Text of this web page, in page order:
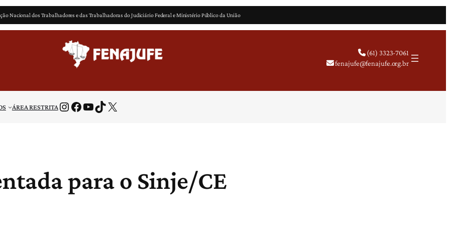
Nacional dos Trabalhadores e das Trabalhadoras do Judiciário Federal e Ministério Público da União
(61) 3323-7061
fenajufe@fenajufe.org.br
ÁREA RESTRITAInstagram Facebook Youtube TikTok X
para o Sinje/CE